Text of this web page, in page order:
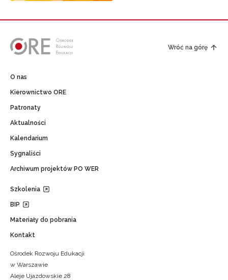
Wróć na górę
O nas
Kierownictwo ORE
Patronaty
Aktualności
Kalendarium
Sygnaliści
Archiwum projektów PO WER
Szkolenia
BIP
Materiały do pobrania
Kontakt
Ośrodek Rozwoju Edukacji
w Warszawie
Aleje Ujazdowskie 28